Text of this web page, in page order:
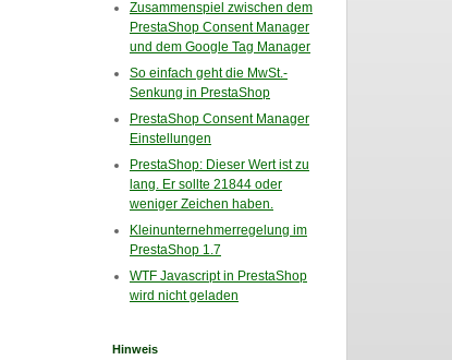
Zusammenspiel zwischen dem
PrestaShop Consent Manager
und dem Google Tag Manager
So einfach geht die MwSt.-
Senkung in PrestaShop
PrestaShop Consent Manager
Einstellungen
PrestaShop: Dieser Wert ist zu
lang. Er sollte 21844 oder
weniger Zeichen haben.
Kleinunternehmerregelung im
PrestaShop 1.7
WTF Javascript in PrestaShop
wird nicht geladen
Hinweis